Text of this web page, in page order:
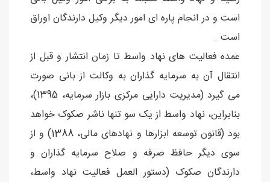
است و در انجام پاره ای امور دیگر وکیل دارندگان اوراق
است .
عمده فعالیت های نهاد واسط تا زمان انتشار و قبل از
انتقال آن به سرمایه گذاران به وکالت از بانی صورت
می گیرد (مدیریت دارایی مرکزی بازار سرمایه، 1395)،
بنابراین، نهاد واسط از یک سو تنها ناشر صکوک خواهد
بود (قانون توسعه ابزارها و نهادهای مالی، 1388) و از
سوی دیگر حافظ صرفه و صلاح سرمایه گذاران و
دارندگان صکوک (دستور العمل فعالیت نهاد واسط،